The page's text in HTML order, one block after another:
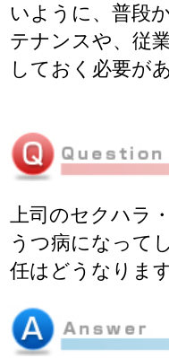
いように、普段
テナンスや、従
しておく必要が
上司のセクハラ
うつ病になって
任はどうなります